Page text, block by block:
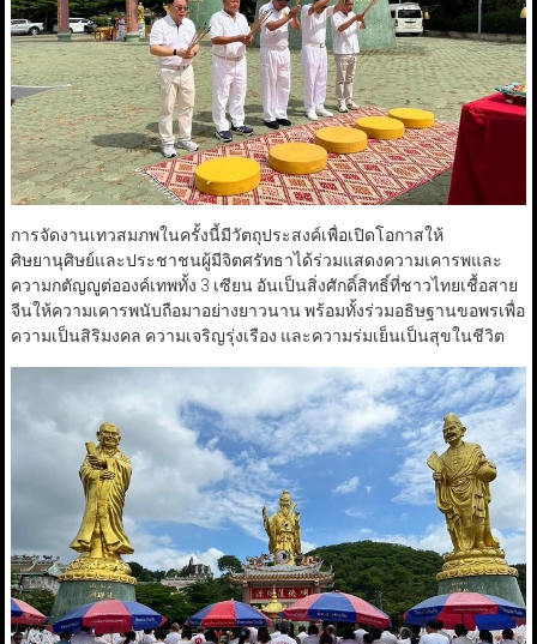
การจัดงานเทวสมภพในครั้งนี้มีวัตถุประสงค์เพื่อเปิดโอกาสให้
ศิษยานุศิษย์และประชาชนผู้มีจิตศรัทธาได้ร่วมแสดงความเคารพและ
ความกตัญญูต่อองค์เทพทั้ง 3 เซียน อันเป็นสิ่งศักดิ์สิทธิ์ที่ชาวไทยเชื้อสาย
จีนให้ความเคารพนับถือมาอย่างยาวนาน พร้อมทั้งร่วมอธิษฐานขอพรเพื่อ
ความเป็นสิริมงคล ความเจริญรุ่งเรือง และความร่มเย็นเป็นสุขในชีวิต